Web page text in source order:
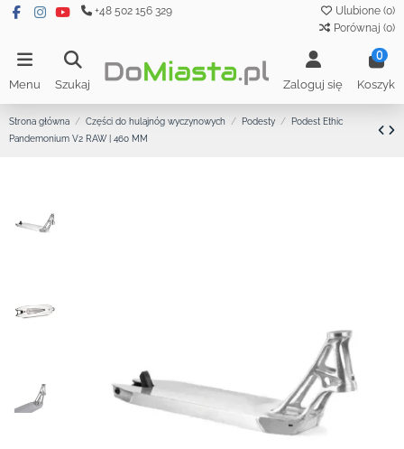
+48 502 156 329 Ulubione (0)
Porównaj (0)
Menu Szukaj Zaloguj się
0
Koszyk
Strona główna Części do hulajnóg wyczynowych Podesty
Podest Ethic
Pandemonium V2 RAW | 460 MM